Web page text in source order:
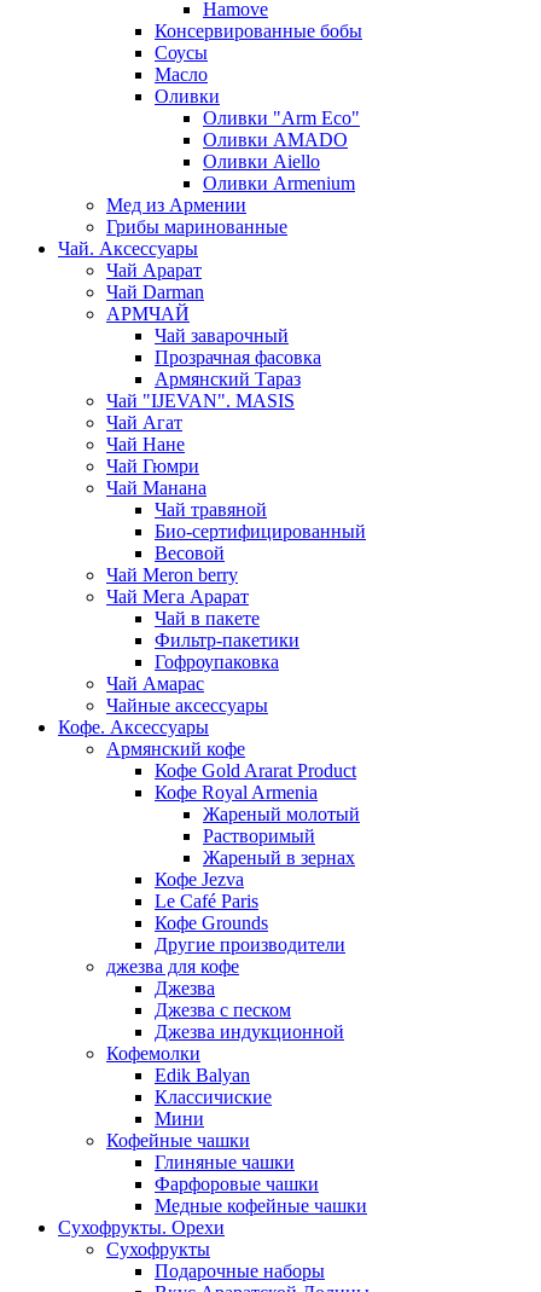
Hamove
Консервированные бобы
Соусы
Масло
Оливки
Оливки "Arm Eco"
Оливки AMADO
Оливки Aiello
Оливки Armenium
Мед из Армении
Грибы маринованные
Чай. Аксессуары
Чай Арарат
Чай Darman
АРМЧАЙ
Чай заварочный
Прозрачная фасовка
Армянский Тараз
Чай "IJEVAN". MASIS
Чай Агат
Чай Нане
Чай Гюмри
Чай Манана
Чай травяной
Био-сертифицированный
Весовой
Чай Meron berry
Чай Мега Арарат
Чай в пакете
Фильтр-пакетики
Гофроупаковка
Чай Амарас
Чайные аксессуары
Кофе. Аксессуары
Армянский кофе
Кофе Gold Ararat Product
Кофе Royal Armenia
Жареный молотый
Растворимый
Жареный в зернах
Кофе Jezva
Le Café Paris
Кофе Grounds
Другие производители
джезва для кофе
Джезва
Джезва с песком
Джезва индукционной
Кофемолки
Edik Balyan
Классичиские
Мини
Кофейные чашки
Глиняные чашки
Фарфоровые чашки
Медные кофейные чашки
Сухофрукты. Орехи
Сухофрукты
Подарочные наборы